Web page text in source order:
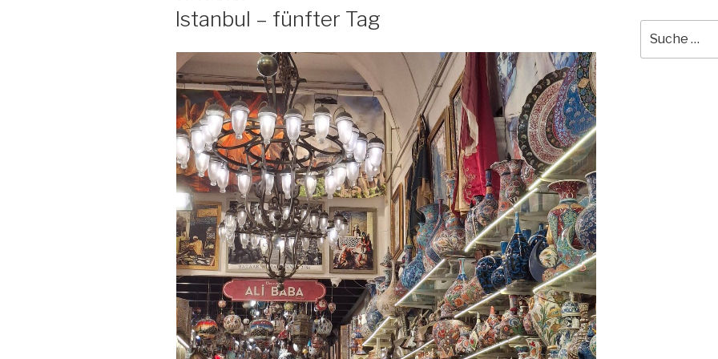
AM
Istanbul – fünfter Tag
nach: